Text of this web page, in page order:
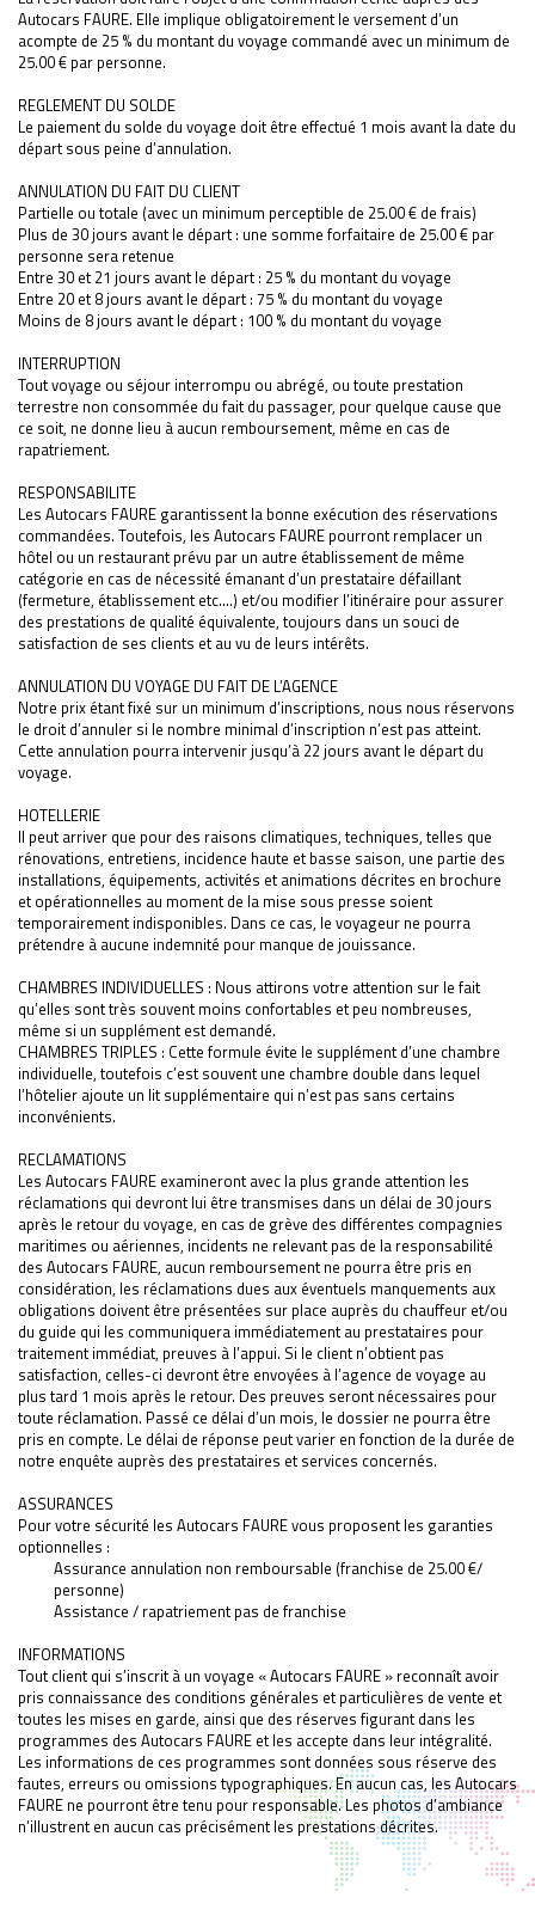
Autocars FAURE. Elle implique obligatoirement le versement d’un
acompte de 25 % du montant du voyage commandé avec un minimum de
25.00 € par personne.
REGLEMENT DU SOLDE
Le paiement du solde du voyage doit être effectué 1 mois avant la date du
départ sous peine d’annulation.
ANNULATION DU FAIT DU CLIENT
Partielle ou totale (avec un minimum perceptible de 25.00 € de frais)
Plus de 30 jours avant le départ : une somme forfaitaire de 25.00 € par
personne sera retenue
Entre 30 et 21 jours avant le départ : 25 % du montant du voyage
Entre 20 et 8 jours avant le départ : 75 % du montant du voyage
Moins de 8 jours avant le départ : 100 % du montant du voyage
INTERRUPTION
Tout voyage ou séjour interrompu ou abrégé, ou toute prestation
terrestre non consommée du fait du passager, pour quelque cause que
ce soit, ne donne lieu à aucun remboursement, même en cas de
rapatriement.
RESPONSABILITE
Les Autocars FAURE garantissent la bonne exécution des réservations
commandées. Toutefois, les Autocars FAURE pourront remplacer un
hôtel ou un restaurant prévu par un autre établissement de même
catégorie en cas de nécessité émanant d’un prestataire défaillant
(fermeture, établissement etc….) et/ou modifier l’itinéraire pour assurer
des prestations de qualité équivalente, toujours dans un souci de
satisfaction de ses clients et au vu de leurs intérêts.
ANNULATION DU VOYAGE DU FAIT DE L’AGENCE
Notre prix étant fixé sur un minimum d’inscriptions, nous nous réservons
le droit d’annuler si le nombre minimal d’inscription n’est pas atteint.
Cette annulation pourra intervenir jusqu’à 22 jours avant le départ du
voyage.
HOTELLERIE
Il peut arriver que pour des raisons climatiques, techniques, telles que
rénovations, entretiens, incidence haute et basse saison, une partie des
installations, équipements, activités et animations décrites en brochure
et opérationnelles au moment de la mise sous presse soient
temporairement indisponibles. Dans ce cas, le voyageur ne pourra
prétendre à aucune indemnité pour manque de jouissance.
CHAMBRES INDIVIDUELLES : Nous attirons votre attention sur le fait
qu’elles sont très souvent moins confortables et peu nombreuses,
même si un supplément est demandé.
CHAMBRES TRIPLES : Cette formule évite le supplément d’une chambre
individuelle, toutefois c’est souvent une chambre double dans lequel
l’hôtelier ajoute un lit supplémentaire qui n’est pas sans certains
inconvénients.
RECLAMATIONS
Les Autocars FAURE examineront avec la plus grande attention les
réclamations qui devront lui être transmises dans un délai de 30 jours
après le retour du voyage, en cas de grève des différentes compagnies
maritimes ou aériennes, incidents ne relevant pas de la responsabilité
des Autocars FAURE, aucun remboursement ne pourra être pris en
considération, les réclamations dues aux éventuels manquements aux
obligations doivent être présentées sur place auprès du chauffeur et/ou
du guide qui les communiquera immédiatement au prestataires pour
traitement immédiat, preuves à l’appui. Si le client n’obtient pas
satisfaction, celles-ci devront être envoyées à l’agence de voyage au
plus tard 1 mois après le retour. Des preuves seront nécessaires pour
toute réclamation. Passé ce délai d’un mois, le dossier ne pourra être
pris en compte. Le délai de réponse peut varier en fonction de la durée de
notre enquête auprès des prestataires et services concernés.
ASSURANCES
Pour votre sécurité les Autocars FAURE vous proposent les garanties
optionnelles :
Assurance annulation non remboursable (franchise de 25.00 €/
personne)
Assistance / rapatriement pas de franchise
INFORMATIONS
Tout client qui s’inscrit à un voyage « Autocars FAURE » reconnaît avoir
pris connaissance des conditions générales et particulières de vente et
toutes les mises en garde, ainsi que des réserves figurant dans les
programmes des Autocars FAURE et les accepte dans leur intégralité.
Les informations de ces programmes sont données sous réserve des
fautes, erreurs ou omissions typographiques. En aucun cas, les Autocars
FAURE ne pourront être tenu pour responsable. Les photos d’ambiance
n’illustrent en aucun cas précisément les prestations décrites.